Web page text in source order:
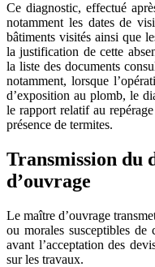
Ce diagnostic, effectué
notamment les dates de
bâtiments visités ainsi que
la justification de cette
la liste des documents
notamment, lorsque
d’exposition au plomb, le
le rapport relatif au
présence de termites.
Transmission du
d’ouvrage
Le maître d’ouvrage
ou morales susceptibles
avant l’acceptation des
sur les travaux.